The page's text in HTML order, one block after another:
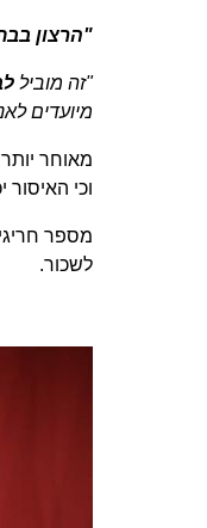
‏"הרצון
‏"זה מוביל‏
מיועדים
‏מאוחר
וכי
‏מספר
לשכור.